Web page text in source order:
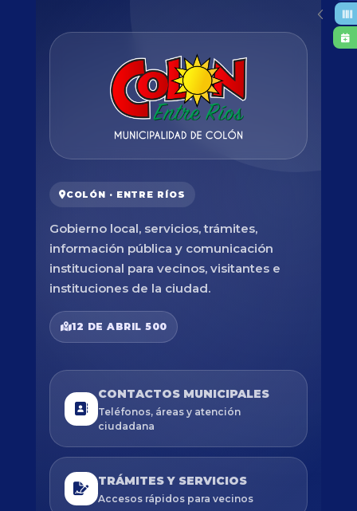
COLÓN · ENTRE RÍOS
Gobierno local, servicios, trámites,
información pública y comunicación
institucional para vecinos, visitantes e
instituciones de la ciudad.
12 DE ABRIL 500
CONTACTOS MUNICIPALES
Teléfonos, áreas y atención
ciudadana
TRÁMITES Y SERVICIOS
Accesos rápidos para vecinos